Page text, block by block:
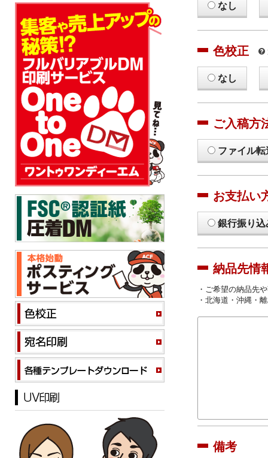
なし
色校正
なし
ご入稿方
ファイル
お支払い
銀行振り込
納品先情
・ご希望の納品先
・北海道・沖縄・
備考